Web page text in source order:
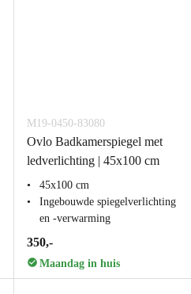
M19-0450-83080
Ovlo Badkamerspiegel met
ledverlichting | 45x100 cm
45x100 cm
Ingebouwde spiegelverlichting
en -verwarming
350,-
Maandag in huis